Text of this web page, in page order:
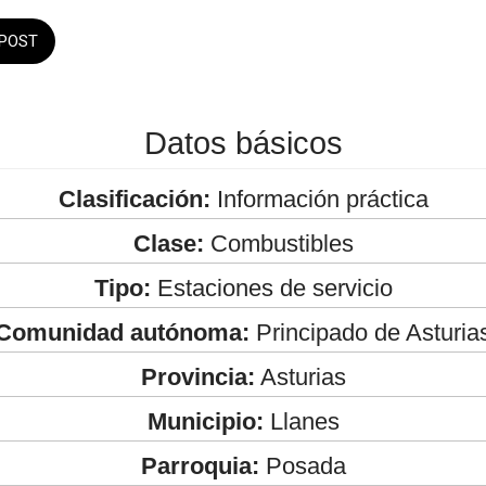
Datos básicos
Clasificación: Información práctica
Clase: Combustibles
Tipo: Estaciones de servicio
autónoma: Principado de
Provincia: Asturias
Municipio: Llanes
Parroquia: Posada